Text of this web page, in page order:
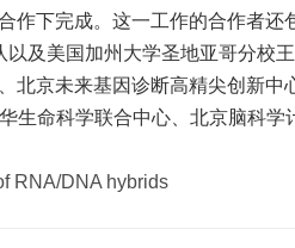
作下完成。这一工作的合作者还
及美国加州大学圣地亚哥分校
北京未来基因诊断高精尖创新中
生命科学联合中心、北京脑科学
RNA/DNA hybrids